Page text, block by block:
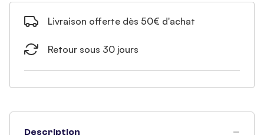
Livraison offerte dès 50€ d'achat
Retour sous 30 jours
Description